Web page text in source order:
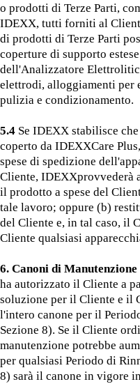
o prodotti di Terze Parti,
IDEXX, tutti forniti al
di prodotti di Terze Parti
coperture di supporto
dell'Analizzatore
elettrodi, alloggiamenti per
pulizia e condizionamento.
5.4 Se IDEXX stabilisce
coperto da IDEXXCare
spese di spedizione
Cliente, IDEXXprovvederà
il prodotto a spese del
tale lavoro; oppure (b)
del Cliente e, in tal caso, il
Cliente qualsiasi
6. Canoni di
ha autorizzato il Cliente a
soluzione per il Cliente e il
l'intero canone per il
Sezione 8). Se il Cliente
manutenzione potrebbe
per qualsiasi Periodo di
8) sarà il canone in vigore